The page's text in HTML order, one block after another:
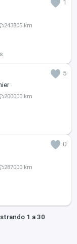
1
243805 km
5
200000 km
0
287000 km
1 a 30